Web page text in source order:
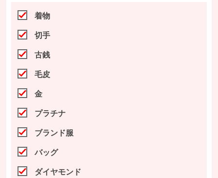
着物
切手
古銭
毛皮
金
プラチナ
ブランド服
バッグ
ダイヤモンド